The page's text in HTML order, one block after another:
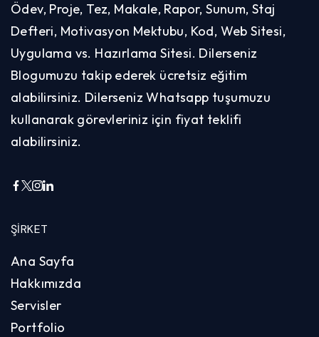
Ödev, Proje, Tez, Makale, Rapor, Sunum, Staj
Defteri, Motivasyon Mektubu, Kod, Web Sitesi,
Uygulama vs. Hazırlama Sitesi. Dilerseniz
Blogumuzu takip ederek ücretsiz eğitim
alabilirsiniz. Dilerseniz Whatsapp tuşumuzu
kullanarak görevleriniz için fiyat teklifi
alabilirsiniz.
ŞIRKET
Ana Sayfa
Hakkımızda
Servisler
Portfolio